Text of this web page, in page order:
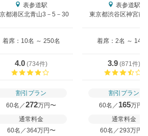
表参道駅
都港区北青山3－5－30
表参道駅
東京都渋谷区神宮前
着席：10名 ～ 250名 着席：2名 ～ 140
4.0 (734件)
3.9 (871件)
割引プラン
60名／272万円〜
通常料金
60名／364万円〜
割引プラン
60名／ 165万円
通常料金
60名／293万円〜